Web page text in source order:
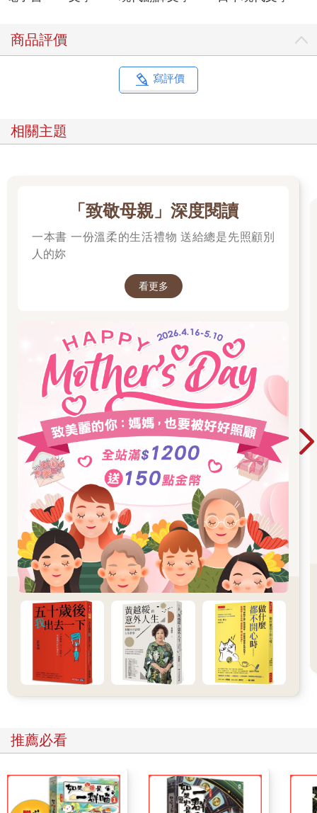
外婆還吩咐我，要帶她去一流的百貨公司購物、享用最棒的晚
餐，看很多能向朋友們炫耀的好東西。
天啊，這真是難倒我了！
雖然我曾經住過英國，但從來沒有這種上流階層的生活經驗。
太不切實際了吧！
我在工作的空檔臨陣磨槍、匆忙準備，不知不覺間就到了秋天，
除了開車送外婆跟我到機場的爸媽，住在各地的舅舅、阿姨們也
都前來送行。
說得也是，萬一飛機掉下來了，我跟舅舅阿姨還有母親就是生離
死別了。
我一面想著這種不吉利的事，一面再次確認外婆的行李。首先，
我們得去航空公司的櫃檯報到。
「唉呀，是化妝品，還有香水。真不錯。」
外婆立刻就進入購物模式。
「外婆，我們回來再買吧。去程就買東西，行李會愈來愈多
但老年人就是「不聽忠告」。我的勸阻就像一根煮過頭的麵線一
樣柔軟無力。
外婆就是不聽勸，堅持要買香水，我結完帳才一回過頭，就看到
她一臉不悅地抱怨：「我等到都累了，我想上廁所。」
真是抱歉，公主殿下，但我買的是妳要的香水啊！
我在心裡用力吐槽，但內急是大事，我得趕緊帶外婆去廁所。
可是，如果帶外婆去通道上的廁所，也許她又會走進其他商店。
怎麼辦？對了，今天可以用「那裡」！
我有些膽怯，但還是努力鼓起勇氣，帶著外婆前往頭等艙專用的
貴賓室。
不愧是貴客專用，這間貴賓室十分典雅，洋溢著高貴氣息。
我向外婆說明這裡是「非常特別的地方」，她聽了，心情一下子
就好了起來。
在地勤人員體貼的幫助下，外婆得以在休息室躺下小睡一番，悠
哉悠哉地休息到登機前。這真的幫了我很大的忙。
我則是啜飲著地勤端給我的柳橙汁，心想：「原來外婆光是這樣
就會累，這趟倫敦行我從頭到尾都必須找到隨時可以休息、最好
還能躺一下的地方。」還沒出發，我就開始感到膽顫心驚。
然而，英國人（其實不只是英國人，歐洲人大部份都是如此）的
生活習慣，就是會走很多路。
我平常不愛出門，但只要來到這個國家，不知為何就是會常常走
但這次真的不可以。絕對不行。
而且，英國人只要覺得累，就會隨便在階梯上坐下來小憩。這一
點我外婆，也就是公主殿下，是絕對不會接受的。
商品評價
寫評價
相關主題
「致敬母親」深度閱讀
一本書 一份溫柔的生活禮物 送給總是先照顧別
人的妳
看更多
推薦必看